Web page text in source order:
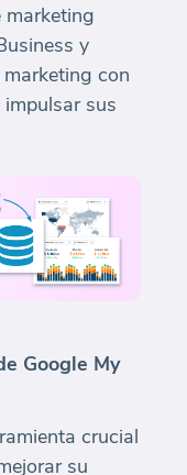
marketing
y
con
sus
Google My
crucial
su